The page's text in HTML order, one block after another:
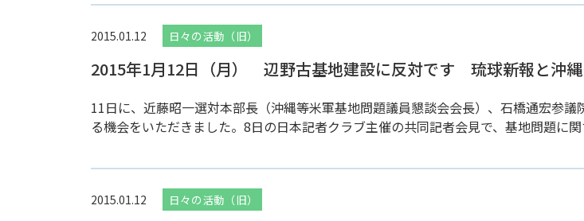
2015.01.12 日々の活動（旧）
2015年1月12日（月） 辺野古基地建設に反対です 琉球新報と沖
11日に、近藤昭一選対本部長（沖縄等米軍基地問題議員懇談会会長）、石橋通宏参
る機会をいただきました。8日の日本記者クラブ主催の共同記者会見で、基地問題に
2015.01.12 日々の活動（旧）